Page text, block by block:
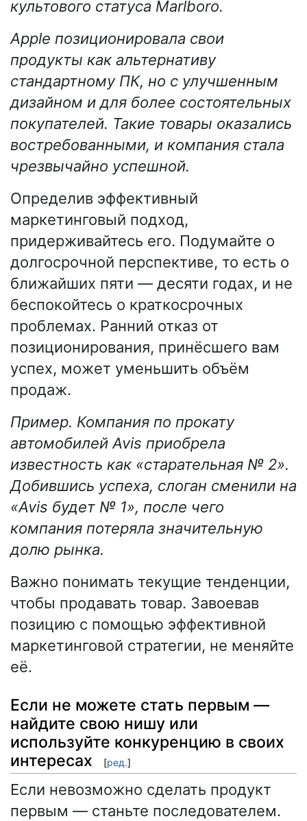
культового статуса Marlboro.
Apple позиционировала свои
продукты как альтернативу
стандартному ПК, но с улучшенным
дизайном и для более состоятельных
покупателей. Такие товары оказались
востребованными, и компания стала
чрезвычайно успешной.
Определив эффективный
маркетинговый подход,
придерживайтесь его. Подумайте о
долгосрочной перспективе, то есть о
ближайших пяти — десяти годах, и не
беспокойтесь о краткосрочных
проблемах. Ранний отказ от
позиционирования, принёсшего вам
успех, может уменьшить объём
продаж.
Пример. Компания по прокату
автомобилей Avis приобрела
известность как «старательная № 2».
Добившись успеха, слоган сменили на
«Avis будет № 1», после чего
компания потеряла значительную
долю рынка.
Важно понимать текущие тенденции,
чтобы продавать товар. Завоевав
позицию с помощью эффективной
маркетинговой стратегии, не меняйте
её.
Если не можете стать первым —
найдите свою нишу или
используйте конкуренцию в своих
интересах
[ред.]
Если невозможно сделать продукт
первым — станьте последователем.